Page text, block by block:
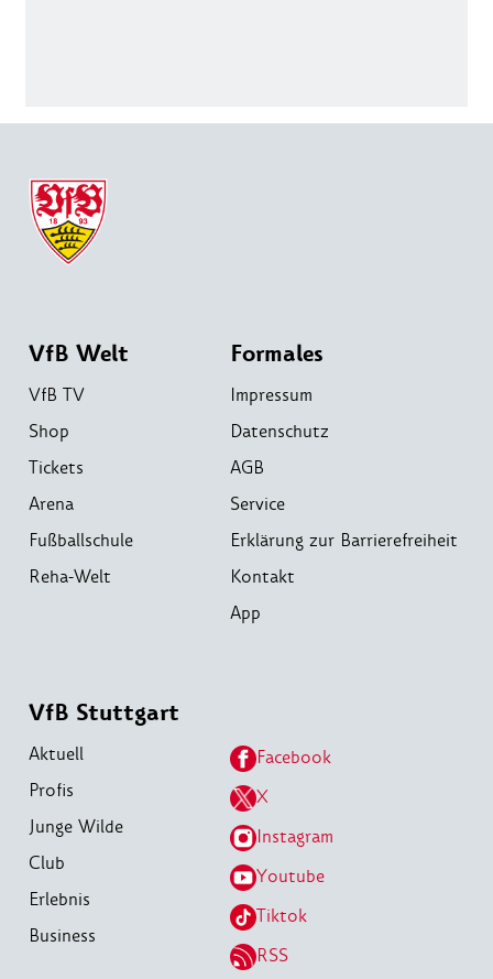
VfB Welt
VfB TV
Shop
Tickets
Arena
Fußballschule
Reha-Welt
Formales
Impressum
Datenschutz
AGB
Service
Erklärung zur Barrierefreiheit
Kontakt
App
VfB Stuttgart
Aktuell
Profis
Junge Wilde
Club
Erlebnis
Business
Facebook
X
Instagram
Youtube
Tiktok
RSS